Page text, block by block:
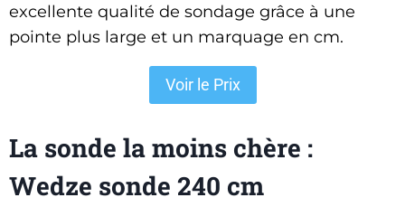
excellente qualité de sondage grâce à une
pointe plus large et un marquage en cm.
Voir le Prix
La sonde la moins chère :
Wedze sonde 240 cm